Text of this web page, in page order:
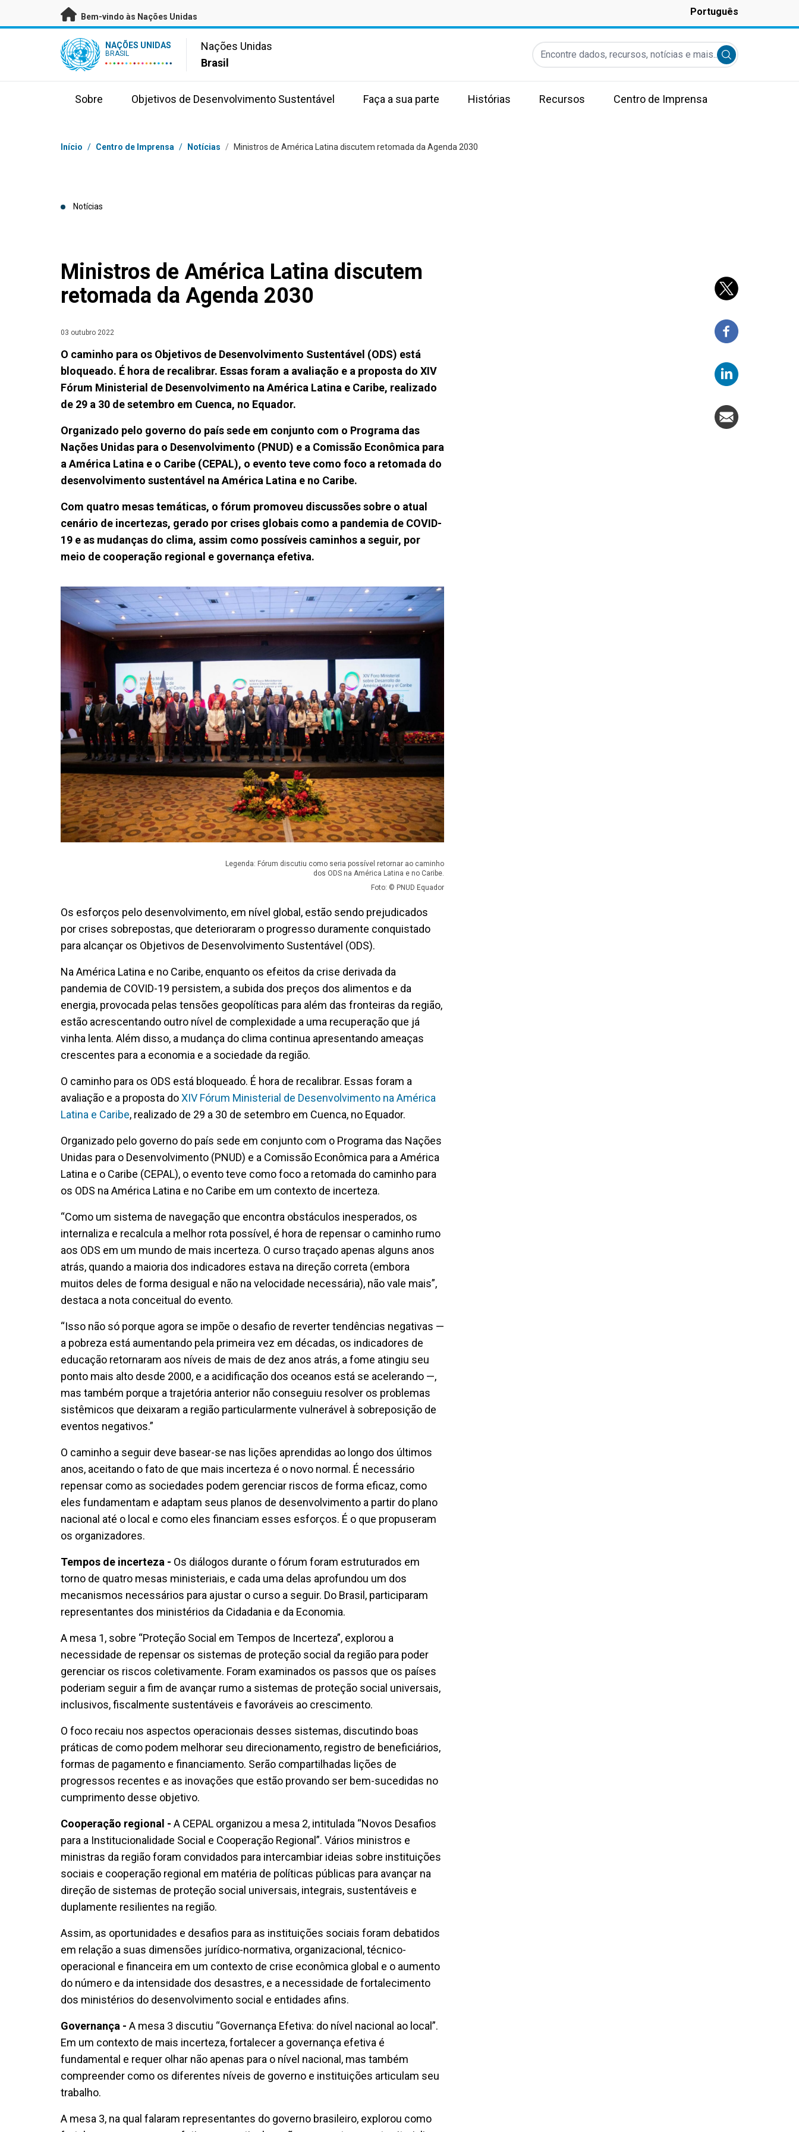
Saltar para conteúdo principal
Bem-vindo às Nações Unidas Português
UN Logo NAÇÕES UNIDAS
BRASIL
Nações Unidas
Brasil
Encontre dados, recursos, notícias e mais...
Submit search
Sobre Objetivos de Desenvolvimento Sustentável Faça a sua parte Histórias Recursos Centro de Imprensa
Navegação
Início / Centro de Imprensa / Notícias / Ministros de América Latina discutem retomada da Agenda 2030
Notícias
Ministros de América Latina discutem
retomada da Agenda 2030
03 outubro 2022
O caminho para os Objetivos de Desenvolvimento Sustentável (ODS) está
bloqueado. É hora de recalibrar. Essas foram a avaliação e a proposta do XIV
Fórum Ministerial de Desenvolvimento na América Latina e Caribe, realizado
de 29 a 30 de setembro em Cuenca, no Equador.
Organizado pelo governo do país sede em conjunto com o Programa das
Nações Unidas para o Desenvolvimento (PNUD) e a Comissão Econômica para
a América Latina e o Caribe (CEPAL), o evento teve como foco a retomada do
desenvolvimento sustentável na América Latina e no Caribe.
Com quatro mesas temáticas, o fórum promoveu discussões sobre o atual
cenário de incertezas, gerado por crises globais como a pandemia de COVID-
19 e as mudanças do clima, assim como possíveis caminhos a seguir, por
meio de cooperação regional e governança efetiva.
Legenda: Fórum discutiu como seria possível retornar ao caminho
dos ODS na América Latina e no Caribe.
Foto: © PNUD Equador
Os esforços pelo desenvolvimento, em nível global, estão sendo prejudicados
por crises sobrepostas, que deterioraram o progresso duramente conquistado
para alcançar os Objetivos de Desenvolvimento Sustentável (ODS).
Na América Latina e no Caribe, enquanto os efeitos da crise derivada da
pandemia de COVID-19 persistem, a subida dos preços dos alimentos e da
energia, provocada pelas tensões geopolíticas para além das fronteiras da região,
estão acrescentando outro nível de complexidade a uma recuperação que já
vinha lenta. Além disso, a mudança do clima continua apresentando ameaças
crescentes para a economia e a sociedade da região.
O caminho para os ODS está bloqueado. É hora de recalibrar. Essas foram a
avaliação e a proposta doXIV Fórum Ministerial de Desenvolvimento na América
Latina e Caribe, realizado de 29 a 30 de setembro em Cuenca, no Equador.
Organizado pelo governo do país sede em conjunto com o Programa das Nações
Unidas para o Desenvolvimento (PNUD) e a Comissão Econômica para a América
Latina e o Caribe (CEPAL), o evento teve como foco a retomada do caminho para
os ODS na América Latina e no Caribe em um contexto de incerteza.
“Como um sistema de navegação que encontra obstáculos inesperados, os
internaliza e recalcula a melhor rota possível, é hora de repensar o caminho rumo
aos ODS em um mundo de mais incerteza. O curso traçado apenas alguns anos
atrás, quando a maioria dos indicadores estava na direção correta (embora
muitos deles de forma desigual e não na velocidade necessária), não vale mais”,
destaca a nota conceitual do evento.
“Isso não só porque agora se impõe o desafio de reverter tendências negativas —
a pobreza está aumentando pela primeira vez em décadas, os indicadores de
educação retornaram aos níveis de mais de dez anos atrás, a fome atingiu seu
ponto mais alto desde 2000, e a acidificação dos oceanos está se acelerando —,
mas também porque a trajetória anterior não conseguiu resolver os problemas
sistêmicos que deixaram a região particularmente vulnerável à sobreposição de
eventos negativos.”
O caminho a seguir deve basear-se nas lições aprendidas ao longo dos últimos
anos, aceitando o fato de que mais incerteza é o novo normal. É necessário
repensar como as sociedades podem gerenciar riscos de forma eficaz, como
eles fundamentam e adaptam seus planos de desenvolvimento a partir do plano
nacional até o local e como eles financiam esses esforços. É o que propuseram
os organizadores.
Tempos de incerteza - Os diálogos durante o fórum foram estruturados em
torno de quatro mesas ministeriais, e cada uma delas aprofundou um dos
mecanismos necessários para ajustar o curso a seguir. Do Brasil, participaram
representantes dos ministérios da Cidadania e da Economia.
A mesa 1, sobre “Proteção Social em Tempos de Incerteza”, explorou a
necessidade de repensar os sistemas de proteção social da região para poder
gerenciar os riscos coletivamente. Foram examinados os passos que os países
poderiam seguir a fim de avançar rumo a sistemas de proteção social universais,
inclusivos, fiscalmente sustentáveis e favoráveis ao crescimento.
O foco recaiu nos aspectos operacionais desses sistemas, discutindo boas
práticas de como podem melhorar seu direcionamento, registro de beneficiários,
formas de pagamento e financiamento. Serão compartilhadas lições de
progressos recentes e as inovações que estão provando ser bem-sucedidas no
cumprimento desse objetivo.
Cooperação regional - A CEPAL organizou a mesa 2, intitulada “Novos Desafios
para a Institucionalidade Social e Cooperação Regional”. Vários ministros e
ministras da região foram convidados para intercambiar ideias sobre instituições
sociais e cooperação regional em matéria de políticas públicas para avançar na
direção de sistemas de proteção social universais, integrais, sustentáveis e
duplamente resilientes na região.
Assim, as oportunidades e desafios para as instituições sociais foram debatidos
em relação a suas dimensões jurídico-normativa, organizacional, técnico-
operacional e financeira em um contexto de crise econômica global e o aumento
do número e da intensidade dos desastres, e a necessidade de fortalecimento
dos ministérios do desenvolvimento social e entidades afins.
Governança - A mesa 3 discutiu “Governança Efetiva: do nível nacional ao local”.
Em um contexto de mais incerteza, fortalecer a governança efetiva é
fundamental e requer olhar não apenas para o nível nacional, mas também
compreender como os diferentes níveis de governo e instituições articulam seu
trabalho.
A mesa 3, na qual falaram representantes do governo brasileiro, explorou como